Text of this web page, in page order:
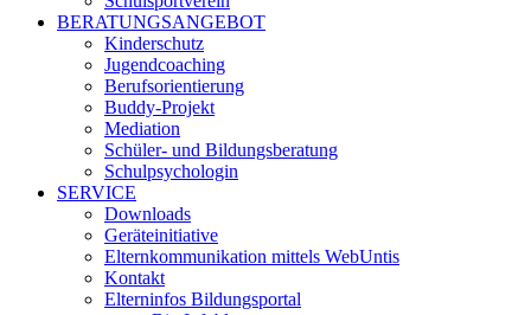
BERATUNGSANGEBOT
Kinderschutz
Jugendcoaching
Berufsorientierung
Buddy-Projekt
Mediation
Schüler- und Bildungsberatung
Schulpsychologin
SERVICE
Downloads
Geräteinitiative
Elternkommunikation mittels WebUntis
Kontakt
Elterninfos Bildungsportal